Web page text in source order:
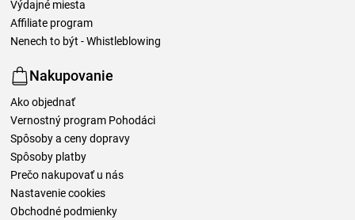
Výdajné miesta
Affiliate program
Nenech to být - Whistleblowing
Nakupovanie
Ako objednať
Vernostný program Pohodáci
Spôsoby a ceny dopravy
Spôsoby platby
Prečo nakupovať u nás
Nastavenie cookies
Obchodné podmienky